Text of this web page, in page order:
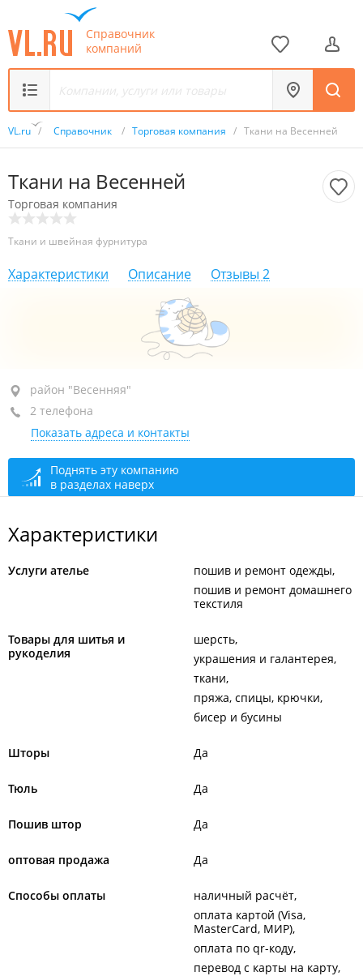
Справочник
компаний
VL.ru / Справочник / Торговая компания / Ткани на Весенней
Ткани на Весенней
Торговая компания
Ткани и швейная фурнитура
Характеристики Описание Отзывы 2
район "Весенняя", ул. Пригородная 4-я, 5
база "ВладСнаб", пав. 54, 55
+7 994 015-28-26
+7 914 657-56-10
сегодня закрыто
район "Весенняя"
2 телефона
Показать адреса и контакты
Поднять эту компанию
в разделах наверх
Характеристики
Услуги ателье
пошив и ремонт одежды
пошив и ремонт домашнего
текстиля
Товары для шитья и
рукоделия
шерсть
украшения и галантерея
ткани
пряжа, спицы, крючки
бисер и бусины
Шторы Да
Тюль Да
Пошив штор Да
оптовая продажа Да
Способы оплаты
наличный расчёт
оплата картой (Visa,
MasterCard, МИР)
оплата по qr-коду
перевод с карты на карту